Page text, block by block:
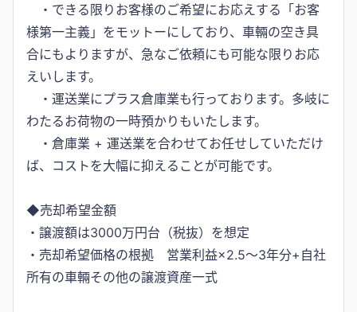
・できる限りお客様のご希望にお応えする「お客
様第一主義」をモットーにしており、車輛の空き具
合にもよりますが、急なご依頼にも可能な限りお応
えいします。
・運送業にプラス倉庫業も行っております。多岐に
わたるお荷物の一時預かりもいたします。
・倉庫業 + 運送業を合わせてお任せしていただけ
ば、コストを大幅に抑えることが可能です。
◆売却希望金額
・譲渡額は3000万円台（税抜）を想定
・売却希望価格の根拠 営業利益×2.5～3年分+自社
所有の車輛その他の譲渡資産一式